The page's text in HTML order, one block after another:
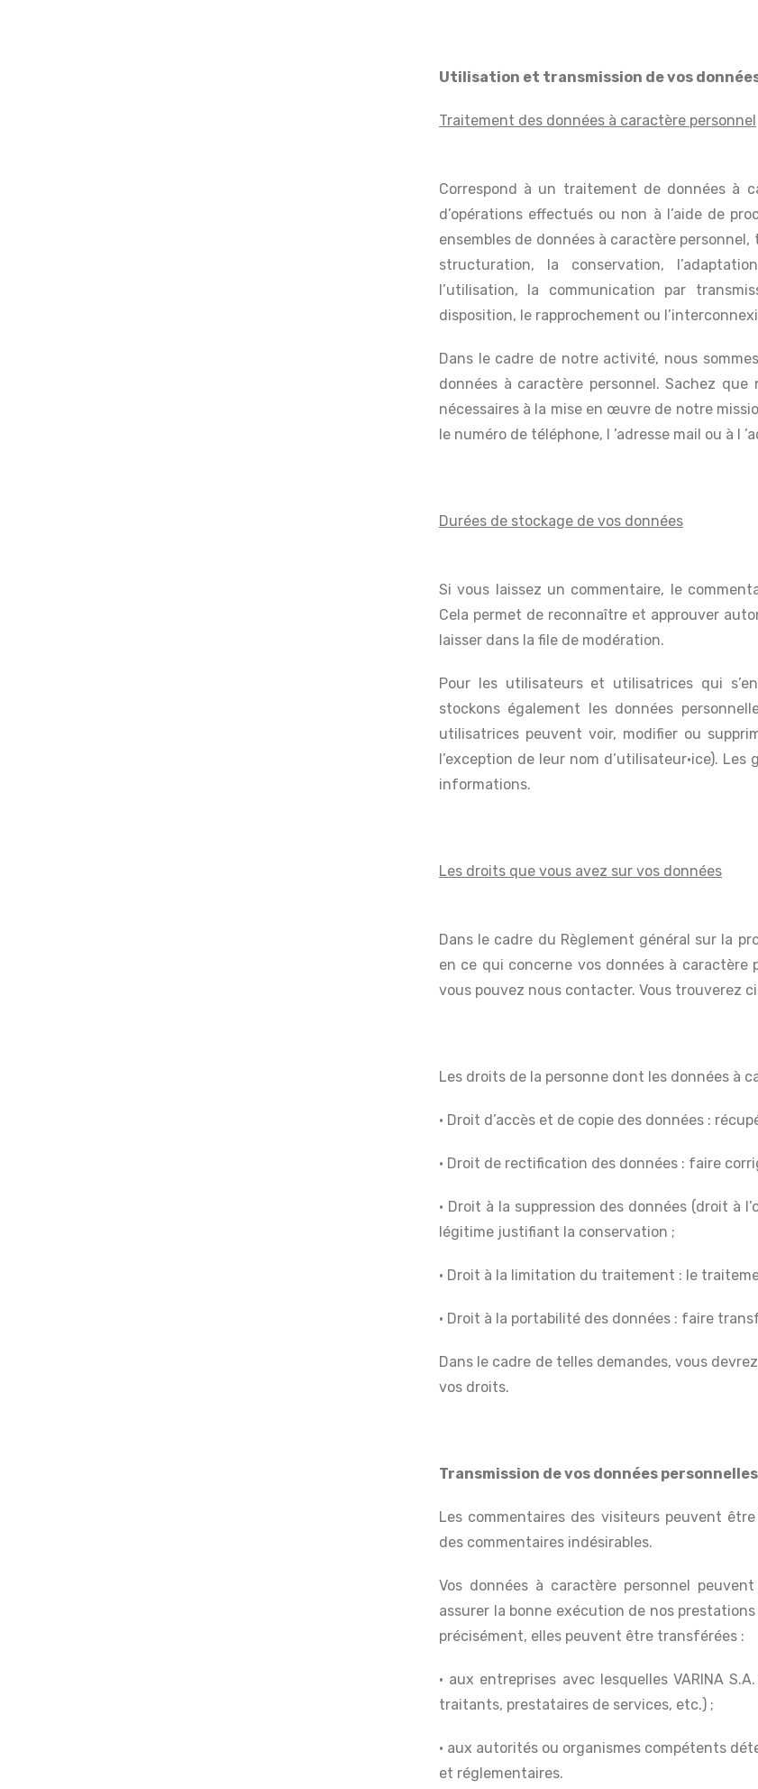
Utilisation et transmission de vos
Traitement des données à caractère personnel
Correspond à un traitement de données à
d’opérations effectués ou non à l’aide de
ensembles de données à caractère
structuration, la conservation,
l’utilisation, la communication par
disposition, le rapprochement ou
Dans le cadre de notre activité, nous
données à caractère personnel. Sachez
nécessaires à la mise en œuvre de notre
le numéro de téléphone, l ’adresse mail ou à l
Durées de stockage de vos données
Si vous laissez un commentaire, le
Cela permet de reconnaître et approuver
laisser dans la file de modération.
Pour les utilisateurs et utilisatrices qui
stockons également les données
utilisatrices peuvent voir, modifier ou
l’exception de leur nom d’utilisateur·ice).
informations.
Les droits que vous avez sur vos données
Dans le cadre du Règlement général sur la
en ce qui concerne vos données à caractère
vous pouvez nous contacter. Vous trouverez
Les droits de la personne dont les données à
• Droit d’accès et de copie des données :
• Droit de rectification des données : faire
• Droit à la suppression des données (droit à
légitime justifiant la conservation ;
• Droit à la limitation du traitement : le
• Droit à la portabilité des données : faire
Dans le cadre de telles demandes, vous
vos droits.
Transmission de vos données personnelles
Les commentaires des visiteurs peuvent
des commentaires indésirables.
Vos données à caractère personnel
assurer la bonne exécution de nos
précisément, elles peuvent être transférées :
• aux entreprises avec lesquelles VARINA
traitants, prestataires de services, etc.) ;
• aux autorités ou organismes compétents
et réglementaires.